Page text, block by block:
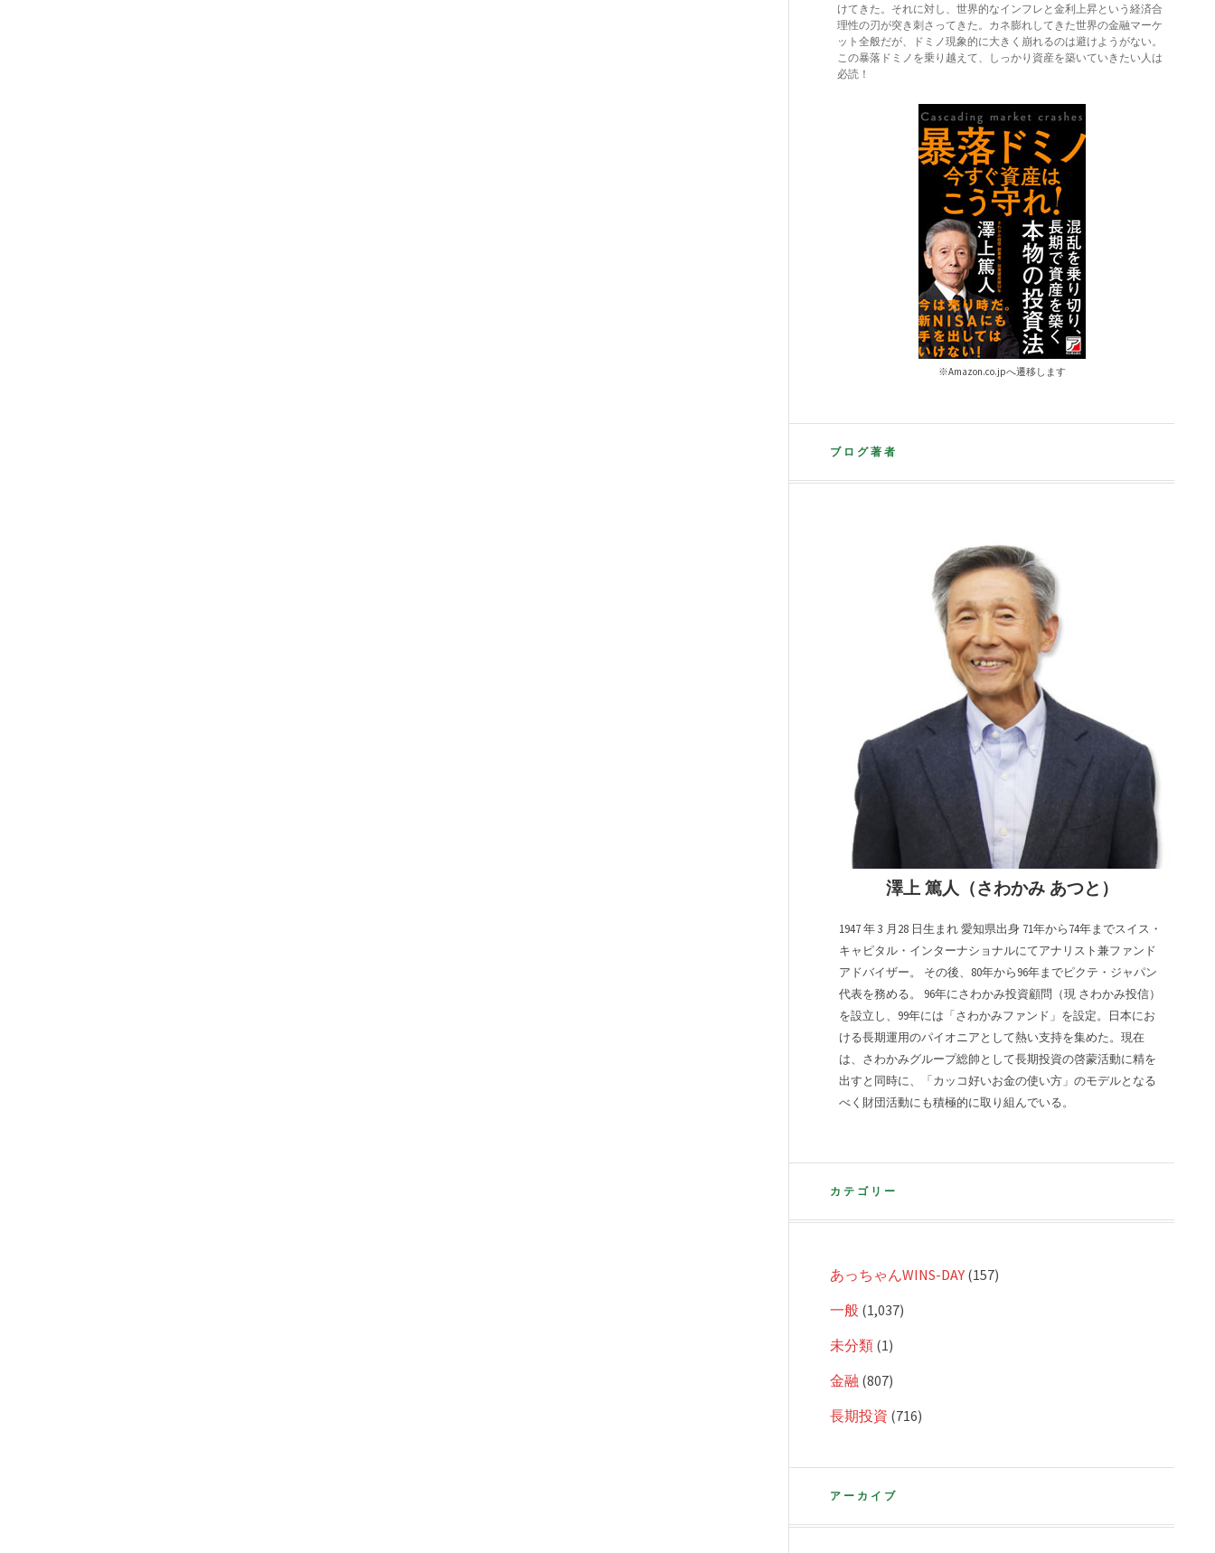
けてきた。それに対し、世界的なインフレと金利上昇という経済合
理性の刃が突き刺さってきた。カネ膨れしてきた世界の金融マーケ
ット全般だが、ドミノ現象的に大きく崩れるのは避けようがない。
この暴落ドミノを乗り越えて、しっかり資産を築いていきたい人は
必読！
※Amazon.co.jpへ遷移します
ブログ著者
澤上 篤人（さわかみ あつと）
1947 年 3 月28 日生まれ 愛知県出身 71年から74年までスイス・
キャピタル・インターナショナルにてアナリスト兼ファンド
アドバイザー。 その後、80年から96年までピクテ・ジャパン
代表を務める。 96年にさわかみ投資顧問（現 さわかみ投信）
を設立し、99年には「さわかみファンド」を設定。日本にお
ける長期運用のパイオニアとして熱い支持を集めた。現在
は、さわかみグループ総帥として長期投資の啓蒙活動に精を
出すと同時に、「カッコ好いお金の使い方」のモデルとなる
べく財団活動にも積極的に取り組んでいる。
カテゴリー
あっちゃんWINS-DAY(157)
一般(1,037)
未分類(1)
金融 (807)
長期投資 (716)
アーカイブ